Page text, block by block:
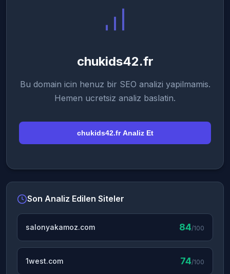
chukids42.fr
Bu domain icin henuz bir SEO analizi yapilmamis.
Hemen ucretsiz analiz baslatin.
chukids42.fr Analiz Et
Son Analiz Edilen Siteler
salonyakamoz.com 84/100
1west.com 74/100